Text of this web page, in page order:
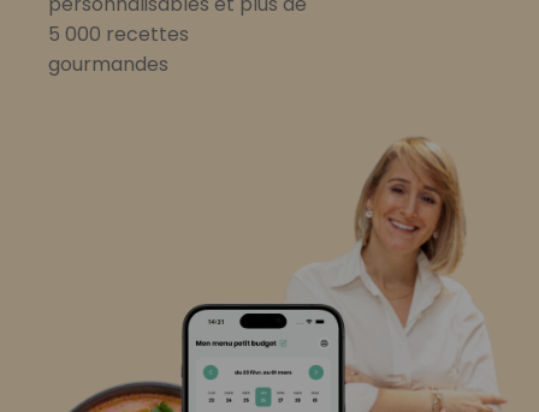
5 000 recettes
gourmandes